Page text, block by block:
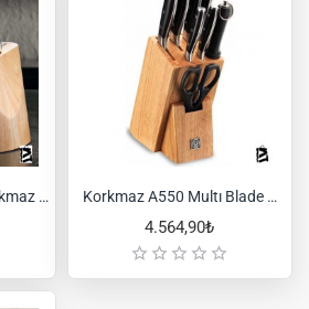
Korkmaz A501-01 Korkmaz Bıçak Seti Korkmaz A550 Multı Blade Bıçak Takımı 8 Parça
4.564,90₺